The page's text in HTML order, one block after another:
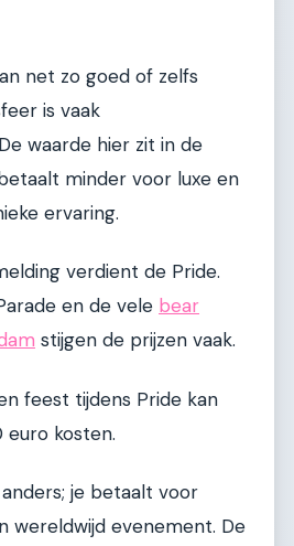
net zo goed of zelfs
is vaak
waarde hier zit in de
minder voor luxe en
ervaring.
verdient de Pride.
en de vele bear
stijgen de prijzen vaak.
feest tijdens Pride kan
kosten.
je betaalt voor
wereldwijd evenement. De